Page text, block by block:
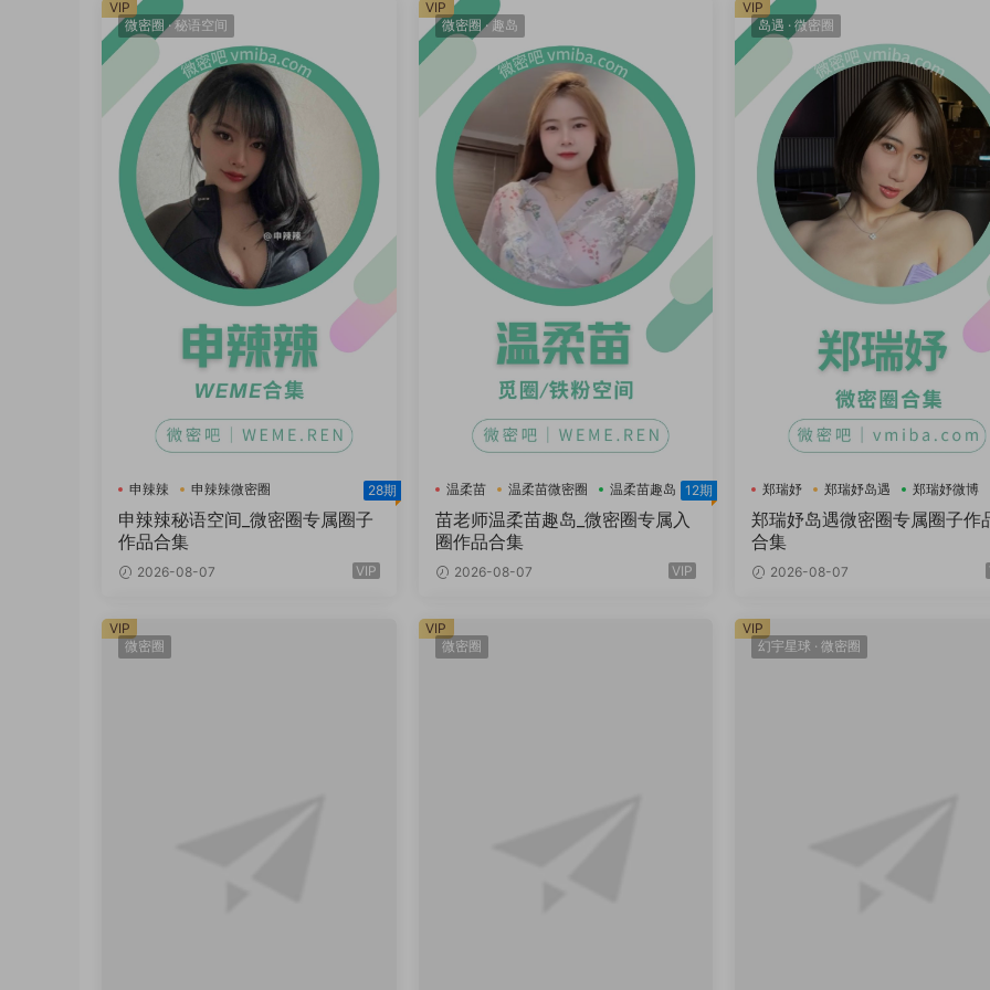
微密圈·秘语空间
申辣辣
申辣辣微密圈
申辣辣秘语空间
28期
申辣辣秘语空间_微密圈专属圈子
作品合集
2026-08-07 VIP
VIP
微密圈·趣岛
温柔苗 温柔苗微密圈 温柔苗趣岛 12期
苗老师温柔苗趣岛_微密圈专属入
圈作品合集
2026-08-07 VIP
VIP
岛遇 ·微密圈
郑瑞妤 郑瑞妤岛遇 郑瑞妤微博
郑瑞妤岛遇微密圈专属圈子作
合集
2026-08-07
VIP
微密圈
VIP
微密圈
VIP
幻宇星球 ·微密圈
VIP